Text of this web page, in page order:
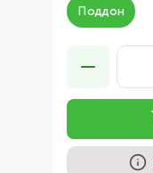
Поддон